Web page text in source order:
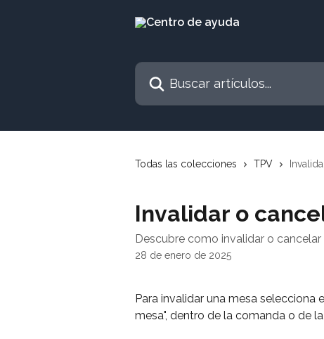
Buscar artículos...
Todas las colecciones TPV
Invalidar o
Descubre como invalidar o
28 de enero de 2025
Para invalidar una mesa selecciona
mesa", dentro de la comanda o de